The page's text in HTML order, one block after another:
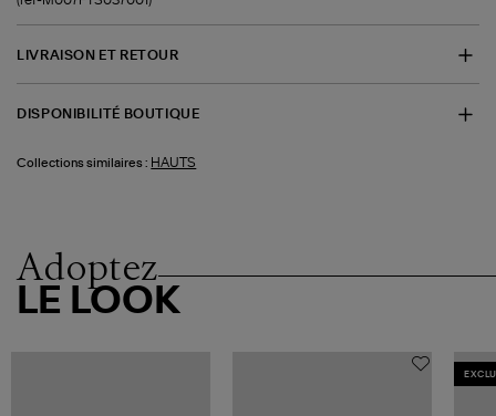
LIVRAISON ET RETOUR
DISPONIBILITÉ BOUTIQUE
Collections similaires : HAUTS
Adoptez
LE LOOK